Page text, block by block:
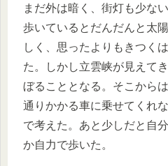
まだ外は暗く、街灯も少な
歩いているとだんだんと太
しく、思ったよりもきつく
た。しかし立雲峡が見えて
ぼることとなる。そこから
通りかかる車に乗せてくれ
で考えた。あと少しだと自
か自力で歩いた。